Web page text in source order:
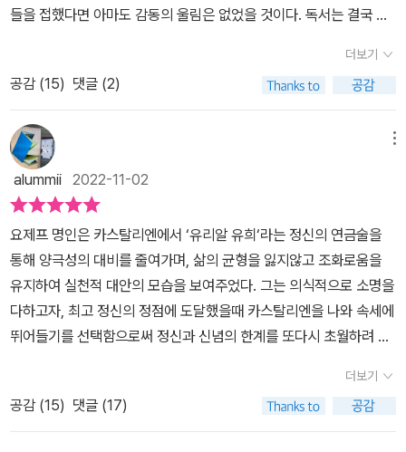
들을 접했다면 아마도 감동의 울림은 없었을 것이다. 독서는 결국 경
내게 또 다른 충격이었다. 이 작품은 전작들과 달리 훨씬 난해하다. 서
문부터 플라톤, 아리스토텔레스, 라이프니츠, 스콜라 철학, 바흐, 베네
딕스 수도회, 여씨 춘추, 우파니샤드 등 수많은 이름과 학문이 등장한
다. 읽다 보면 내가 난독증이 아닌가 의심이 들 정도다. 그러나 이때
정신 차려야 한다. 사실 맥락을 잡고 보면 단순하다. 결국 《유리알 유
희》는 ‘고도의 정신적 놀이’를 말한다. 음악과 수학, 철학과 언어학,
종교와 천문학까지 인류가 쌓아온 모든 지혜를 유리알이라는 상징에
담아 조합하는 유희 였다. 작품은 전설적 유희 명인 요제프 크네히트
의 전기로 서술된다. 그는 카스탈리엔이라 불리는 수도원적 교육 공
동체에서 성장한다. 최고의 영재들이 모여 순수 학문을 익히고 명상
으로 완성하는 곳. 크네히트는 여기서 정신적 정점에 이르러 명인이
된다. 그러나 결말은 뜻밖이다. 그는 명인의 자리를 내려놓고 속세로
돌아가려 한다. 아무리 숭고한 정신의 세계도 무상하며, 진정한 깨달
음은 중생 속에서 완성된다는 자각 때문이다.이 지점은 선불교의 십
더보기
공감 (15) 댓글 (2)
alummii 2022-11-02
요제프 명인은 카스탈리엔에서 ‘유리알 유희‘라는 정신의 연금술을
통해 양극성의 대비를 줄여가며, 삶의 균형을 잃지않고 조화로움을
유지하여 실천적 대안의 모습을 보여주었다. 그는 의식적으로 소명을
다하고자, 최고 정신의 정점에 도달했을때 카스탈리엔을 나와 속세에
뛰어들기를 선택함으로써 정신과 신념의 한계를 또다시 초월하려 하
고리를 보여주었고 이는 곧 전체와 하나됨이자, 마야로부터의 각성이
라는 현실로의 연결성이다.크네히트는 그 당시 자신이 얼마나 이 시
더보기
공감 (15) 댓글 (17)